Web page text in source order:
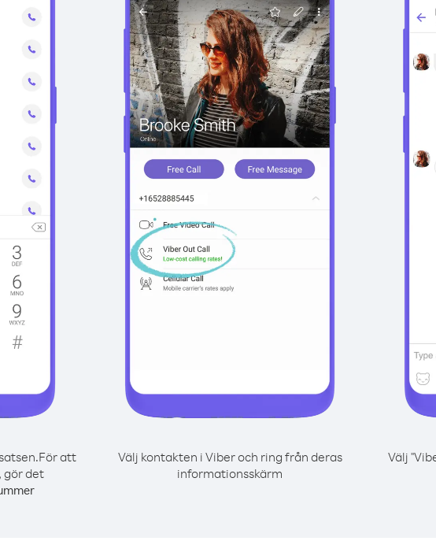
För att
gör det
Välj kontakten i Viber och ring från deras
informationsskärm
Välj